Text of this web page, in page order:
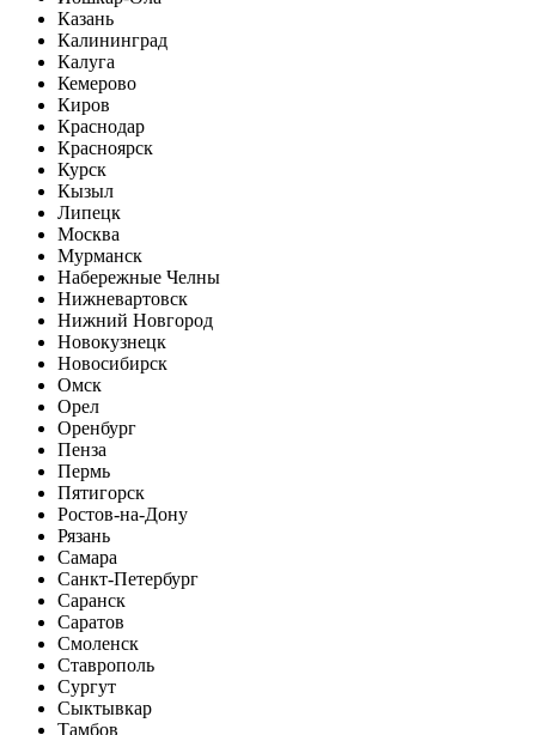
Казань
Калининград
Калуга
Кемерово
Киров
Краснодар
Красноярск
Курск
Кызыл
Липецк
Москва
Мурманск
Набережные Челны
Нижневартовск
Нижний Новгород
Новокузнецк
Новосибирск
Омск
Орел
Оренбург
Пенза
Пермь
Пятигорск
Ростов-на-Дону
Рязань
Самара
Санкт-Петербург
Саранск
Саратов
Смоленск
Ставрополь
Сургут
Сыктывкар
Тамбов